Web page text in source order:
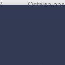
Ostajan